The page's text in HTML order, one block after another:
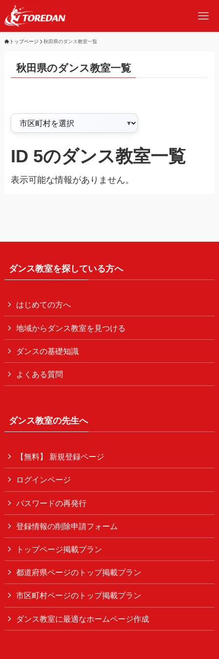
トップページ 秋田県のダンス教室一覧
秋田県のダンス教室一覧
ID 5のダンス教室一覧
表示可能な情報がありません。
ダンス教室を探している方へ
はじめての方へ
地域からダンス教室を見つける
ダンスの基礎知識
よくある質問
ダンス教室の先生へ
【無料】 新規登録ページ
ログインページ
パスワードの再発行
登録情報の削除申請フォーム
トップページ掲載プラン
都道府県ページのトップ掲載プラン
市区町村ページのトップ掲載プラン
ダンス教室に最適なホームページ作成